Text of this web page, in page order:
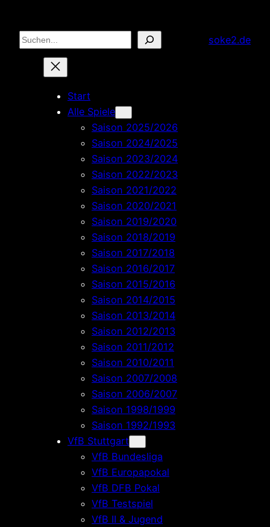
Inhalt
springen
Suchen soke2.de
Start
Alle Spiele
Saison 2025/2026
Saison 2024/2025
Saison 2023/2024
Saison 2022/2023
Saison 2021/2022
Saison 2020/2021
Saison 2019/2020
Saison 2018/2019
Saison 2017/2018
Saison 2016/2017
Saison 2015/2016
Saison 2014/2015
Saison 2013/2014
Saison 2012/2013
Saison 2011/2012
Saison 2010/2011
Saison 2007/2008
Saison 2006/2007
Saison 1998/1999
Saison 1992/1993
VfB Stuttgart
VfB Bundesliga
VfB Europapokal
VfB DFB Pokal
VfB Testspiel
VfB II & Jugend